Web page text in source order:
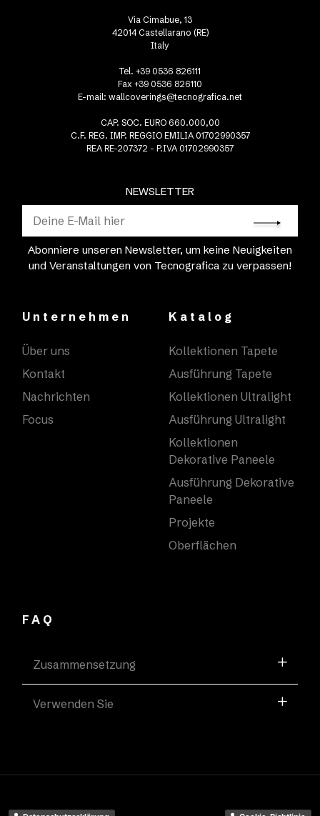
NEWSLETTER
Abonniere unseren Newsletter, um keine Neuigkeiten
und Veranstaltungen von Tecnografica zu verpassen!
Via Cimabue, 13
42014 Castellarano (RE)
Italy
Tel. +39 0536 826111
Fax +39 0536 826110
E-mail: wallcoverings@tecnografica.net
CAP. SOC. EURO 660.000,00
C.F. REG. IMP. REGGIO EMILIA 01702990357
REA RE-207372 - P.IVA 01702990357
Unternehmen
Über uns
Kontakt
Nachrichten
Focus
Katalog
Kollektionen Tapete
Ausführung Tapete
Kollektionen Ultralight
Ausführung Ultralight
Kollektionen
Dekorative Paneele
Ausführung Dekorative
Paneele
Projekte
Oberflächen
FAQ
Zusammensetzung
Verwenden Sie